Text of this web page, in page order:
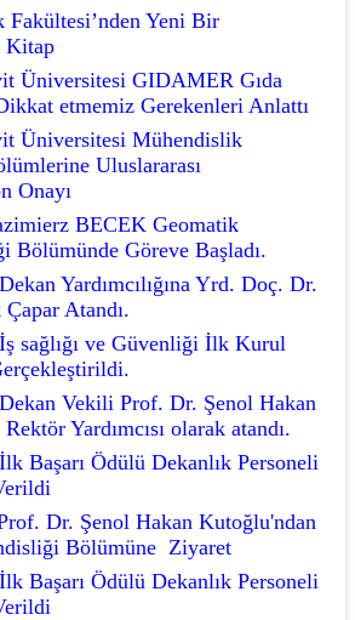
Fakültesi’nden Yeni Bir
Kitap
Üniversitesi GIDAMER Gıda
etmemiz Gerekenleri Anlattı
Üniversitesi Mühendislik
Uluslararası
Onayı
BECEK Geomatik
Bölümünde Göreve Başladı.
Yardımcılığına Yrd. Doç. Dr.
Atandı.
sağlığı ve Güvenliği İlk Kurul
Vekili Prof. Dr. Şenol Hakan
Yardımcısı olarak atandı.
Başarı Ödülü Dekanlık Personeli
Dr. Şenol Hakan Kutoğlu'ndan
Bölümüne Ziyaret
Başarı Ödülü Dekanlık Personeli